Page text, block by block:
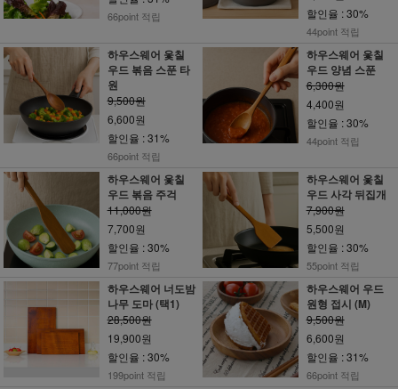
66point 적립
할인율 : 30%
44point 적립
하우스웨어 옻칠
우드 볶음 스푼 타
원
9,500원
6,600원
할인율 : 31%
66point 적립
하우스웨어 옻칠
우드 양념 스푼
6,300원
4,400원
할인율 : 30%
44point 적립
하우스웨어 옻칠
우드 볶음 주걱
11,000원
7,700원
할인율 : 30%
77point 적립
하우스웨어 옻칠
우드 사각 뒤집개
7,900원
5,500원
할인율 : 30%
55point 적립
하우스웨어 너도밤
나무 도마 (택1)
28,500원
19,900원
할인율 : 30%
199point 적립
하우스웨어 우드
원형 접시 (M)
9,500원
6,600원
할인율 : 31%
66point 적립